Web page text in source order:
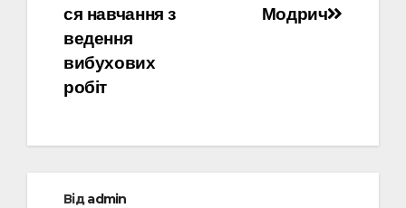
Модрич
ся навчання з
ведення
вибухових
робіт
Відadmin